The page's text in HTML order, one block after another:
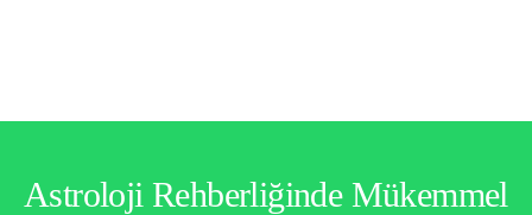
Astroloji Rehberliğinde Mükemmel